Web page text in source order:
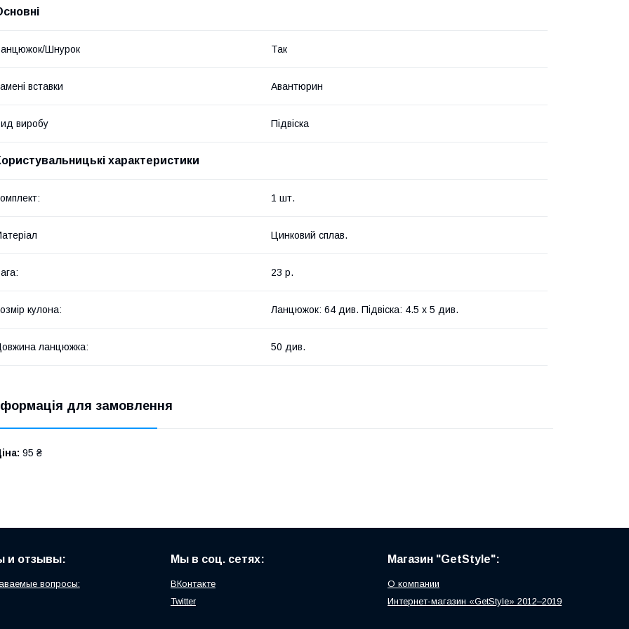
Шнурок Так
вставки Авантюрин
виробу Підвіска
характеристики
1 шт.
Цинковий сплав.
23 р.
кулона: Ланцюжок: 64 див. Підвіска: 4.5 х 5 див.
ланцюжка: 50 див.
для замовлення
95 ₴
и отзывы:
вопросы:
Мы в соц. сетях:
ВКонтакте
Twitter
Магазин "GetStyle":
О компании
Интернет-магазин «GetStyle» 2012–2019